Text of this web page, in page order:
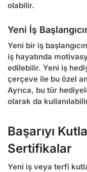
olabilir.
Yeni İş
Yeni bir iş
iş hayatında
edilebilir. Yeni iş
çerçeve ile bu özel
Ayrıca, bu tür
olarak da
Başarıyı
Sertifikalar
Yeni iş veya terfi